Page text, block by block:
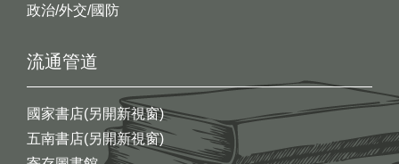
政治/外交/國防
流通管道
國家書店(另開新視窗)
五南書店(另開新視窗)